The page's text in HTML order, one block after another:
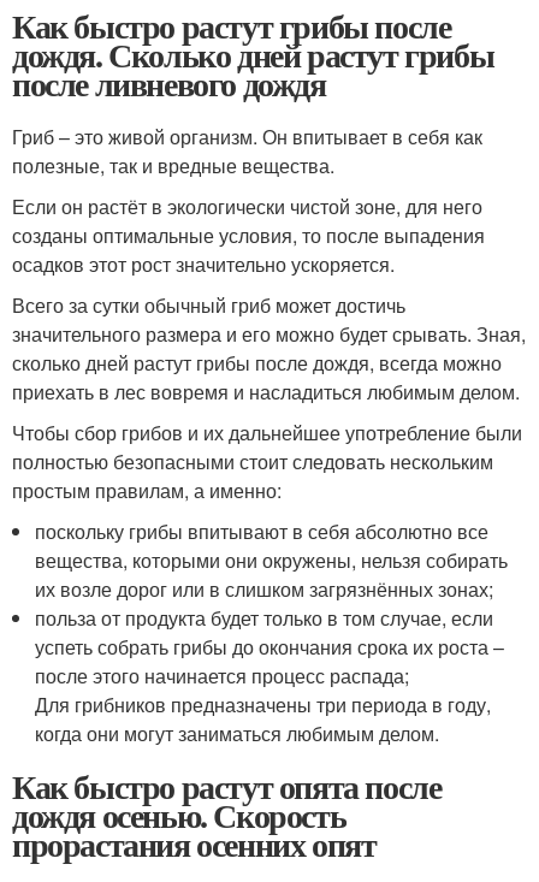
Как быстро растут грибы после
дождя. Сколько дней растут грибы
после ливневого дождя
Гриб – это живой организм. Он впитывает в себя как
полезные, так и вредные вещества.
Если он растёт в экологически чистой зоне, для него
созданы оптимальные условия, то после выпадения
осадков этот рост значительно ускоряется.
Всего за сутки обычный гриб может достичь
значительного размера и его можно будет срывать. Зная,
сколько дней растут грибы после дождя, всегда можно
приехать в лес вовремя и насладиться любимым делом.
Чтобы сбор грибов и их дальнейшее употребление были
полностью безопасными стоит следовать нескольким
простым правилам, а именно:
поскольку грибы впитывают в себя абсолютно все
вещества, которыми они окружены, нельзя собирать
их возле дорог или в слишком загрязнённых зонах;
польза от продукта будет только в том случае, если
успеть собрать грибы до окончания срока их роста –
после этого начинается процесс распада;
Для грибников предназначены три периода в году,
когда они могут заниматься любимым делом.
Как быстро растут опята после
дождя осенью. Скорость
прорастания осенних опят